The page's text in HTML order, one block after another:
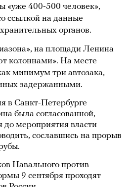
400-500 человек»,
ссылкой на данные
органов.
на площади Ленина
колоннами». На месте
минимум три автозака,
задержанными.
в Санкт-Петербурге
была согласованной,
до мероприятия власти
сославшись на прорыв
Навального против
9 сентября проходят